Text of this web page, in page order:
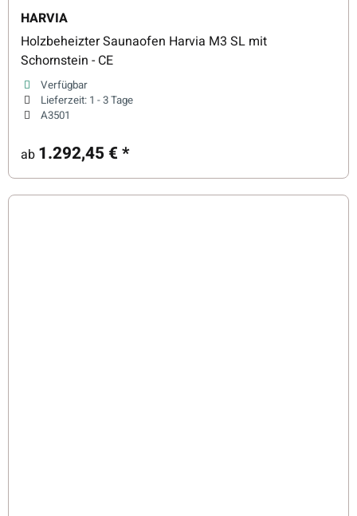
HARVIA
Holzbeheizter Saunaofen Harvia M3 SL mit
Schornstein - CE
Verfügbar
Lieferzeit: 1 - 3 Tage
A3501
ab 1.292,45 €*